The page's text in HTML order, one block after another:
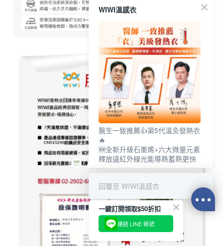
WIWI溫感衣
醫生一致推薦👍第5代溫灸發熱衣
🔥
🆕全新升級石墨烯+六大微量元素
釋放遠紅外線光能導熱蓄熱更快
回覆至 WIWI溫感衣
一鍵訂閱領取$50折扣
連結 LINE 帳號